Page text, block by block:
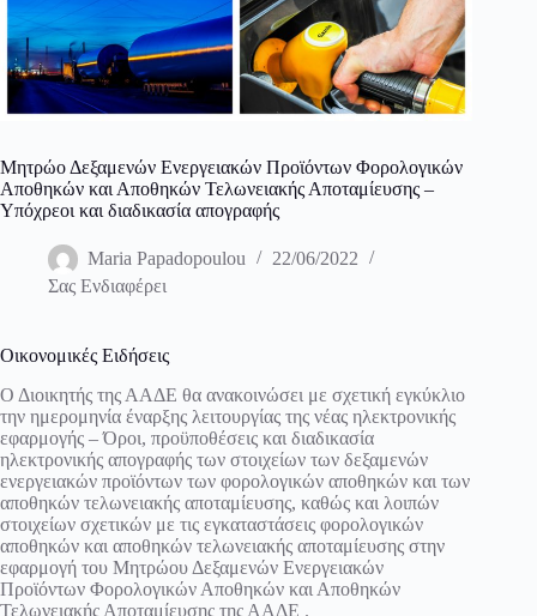
Μητρώο Δεξαμενών Ενεργειακών Προϊόντων Φορολογικών
Αποθηκών και Αποθηκών Τελωνειακής Αποταμίευσης –
Υπόχρεοι και διαδικασία απογραφής
Maria Papadopoulou
22/06/2022
Σας Ενδιαφέρει
Οικονομικές Ειδήσεις
Ο Διοικητής της ΑΑΔΕ θα ανακοινώσει με σχετική εγκύκλιο
την ημερομηνία έναρξης λειτουργίας της νέας ηλεκτρονικής
εφαρμογής – Όροι, προϋποθέσεις και διαδικασία
ηλεκτρονικής απογραφής των στοιχείων των δεξαμενών
ενεργειακών προϊόντων των φορολογικών αποθηκών και των
αποθηκών τελωνειακής αποταμίευσης, καθώς και λοιπών
στοιχείων σχετικών με τις εγκαταστάσεις φορολογικών
αποθηκών και αποθηκών τελωνειακής αποταμίευσης στην
εφαρμογή του Μητρώου Δεξαμενών Ενεργειακών
Προϊόντων Φορολογικών Αποθηκών και Αποθηκών
Τελωνειακής Αποταμίευσης της ΑΑΔΕ .